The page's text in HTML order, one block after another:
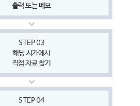
출력 또는 메모
STEP 03
해당 서가에서
직접 자료 찾기
STEP 04